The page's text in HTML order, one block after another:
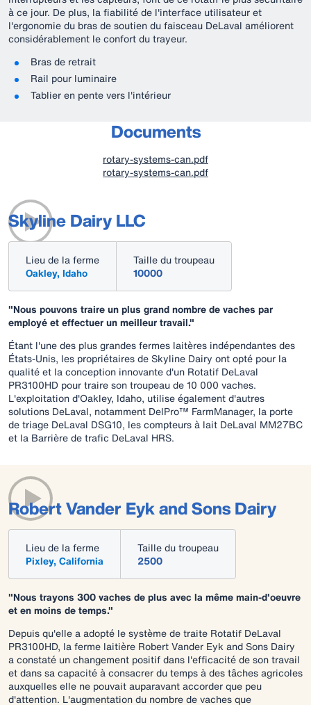
à ce jour. De plus, la fiabilité de l'interface utilisateur et
l'ergonomie du bras de soutien du faisceau DeLaval améliorent
considérablement le confort du trayeur.
Bras de retrait
Rail pour luminaire
Tablier en pente vers l'intérieur
Documents
rotary-systems-can.pdf
rotary-systems-can.pdf
Skyline Dairy LLC
Lieu de la ferme
Oakley, Idaho
Taille du troupeau
10000
"Nous pouvons traire un plus grand nombre de vaches par
employé et effectuer un meilleur travail."
Étant l'une des plus grandes fermes laitères indépendantes des
États-Unis, les propriétaires de Skyline Dairy ont opté pour la
qualité et la conception innovante d'un Rotatif DeLaval
PR3100HD pour traire son troupeau de 10 000 vaches.
L'exploitation d'Oakley, Idaho, utilise également d'autres
solutions DeLaval, notamment DelPro™ FarmManager, la porte
de triage DeLaval DSG10, les compteurs à lait DeLaval MM27BC
et la Barrière de trafic DeLaval HRS.
Robert Vander Eyk and Sons Dairy
Lieu de la ferme
Pixley, California
Taille du troupeau
2500
"Nous trayons 300 vaches de plus avec la même main-d'oeuvre
et en moins de temps."
Depuis qu'elle a adopté le système de traite Rotatif DeLaval
PR3100HD, la ferme laitière Robert Vander Eyk and Sons Dairy
a constaté un changement positif dans l'efficacité de son travail
et dans sa capacité à consacrer du temps à des tâches agricoles
auxquelles elle ne pouvait auparavant accorder que peu
d'attention. L'augmentation du nombre de vaches que